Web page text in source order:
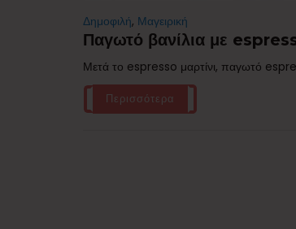
Δημοφιλή, Μαγειρική
Παγωτό βανίλια με
Μετά το espresso μαρτίνι, παγωτό
Περισσότερα